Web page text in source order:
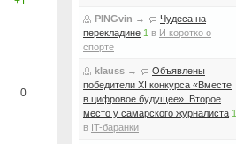
0
PINGvin →
Чудеса на
перекладине 1 в И коротко о
спорте
klauss →
Объявлены
победители XI конкурса «Вместе
в цифровое будущее». Второе
место у самарского журналиста 1
в IT-баранки